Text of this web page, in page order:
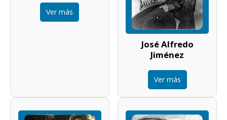
Ver más
José Alfredo
Jiménez
Ver más